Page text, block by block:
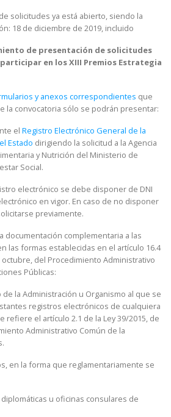
solicitudes ya está abierto, siendo la
18 de diciembre de 2019, incluido
de presentación de solicitudes
en los XIII Premios Estrategia
y anexos correspondientes que
la convocatoria sólo se podrán presentar:
el Registro Electrónico General de la
Estado dirigiendo la solicitud a la Agencia
y Nutrición del Ministerio de
Social.
electrónico se debe disponer de DNI
en vigor. En caso de no disponer
previamente.
documentación complementaria a las
las formas establecidas en el artículo 16.4
octubre, del Procedimiento Administrativo
Públicas:
de la Administración u Organismo al que se
registros electrónicos de cualquiera
refiere el artículo 2.1 de la Ley 39/2015, de
Administrativo Común de la
en la forma que reglamentariamente se
u oficinas consulares de